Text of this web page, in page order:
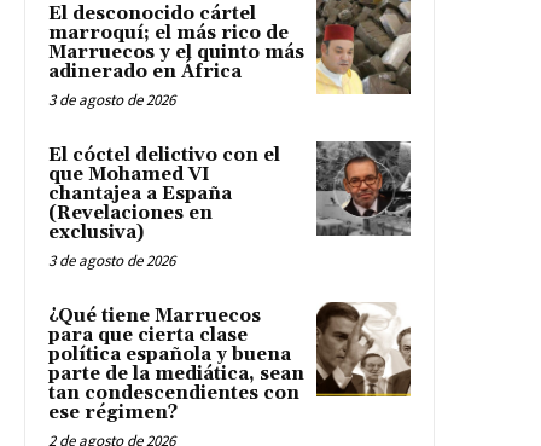
El desconocido cártel
marroquí; el más rico de
Marruecos y el quinto más
adinerado en África
3 de agosto de 2026
El cóctel delictivo con el
que Mohamed VI
chantajea a España
(Revelaciones en
exclusiva)
3 de agosto de 2026
¿Qué tiene Marruecos
para que cierta clase
política española y buena
parte de la mediática, sean
tan condescendientes con
ese régimen?
2 de agosto de 2026